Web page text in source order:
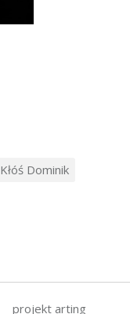
Kłóś Dominik
projekt arting